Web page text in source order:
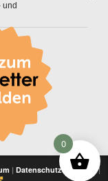
und
| Datenschutzerklärung |
0